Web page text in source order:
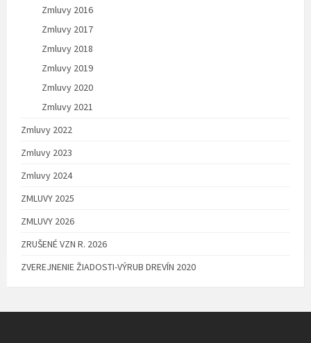
Zmluvy 2016
Zmluvy 2017
Zmluvy 2018
Zmluvy 2019
Zmluvy 2020
Zmluvy 2021
Zmluvy 2022
Zmluvy 2023
Zmluvy 2024
ZMLUVY 2025
ZMLUVY 2026
ZRUŠENÉ VZN R. 2026
ZVEREJNENIE ŽIADOSTI-VÝRUB DREVÍN 2020